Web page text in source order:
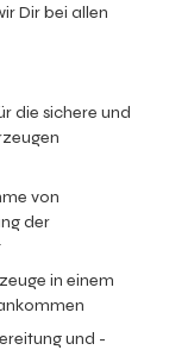
Dir bei allen
die sichere und
von
der
in einem
und -